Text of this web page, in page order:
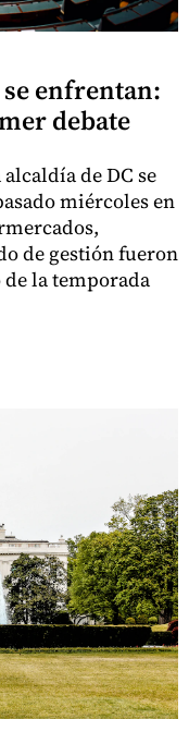
enfrentan:
debate
de DC se
miércoles en
de gestión fueron
de la temporada